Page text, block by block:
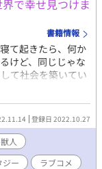
で幸せ見つけま
書籍情報
て起きたら、何か
けど、同じじゃな
て社会を築いてい
てしまったものだ
呼ばれる、特別な
ァンタジー 不思議
番外編＋スピンオ
登録日 2022.10.27
獣人
ジー
ラブコメ